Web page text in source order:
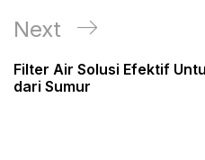
Next
Post
Next
Filter Air Solusi Efektif
dari Sumur